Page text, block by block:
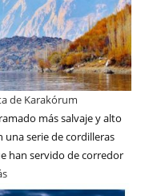
de Karakórum
más salvaje y alto
una serie de cordilleras
han servido de corredor